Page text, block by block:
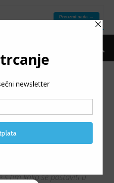
Trening
trkačka
vratiti u
s tim kako se postaviti u